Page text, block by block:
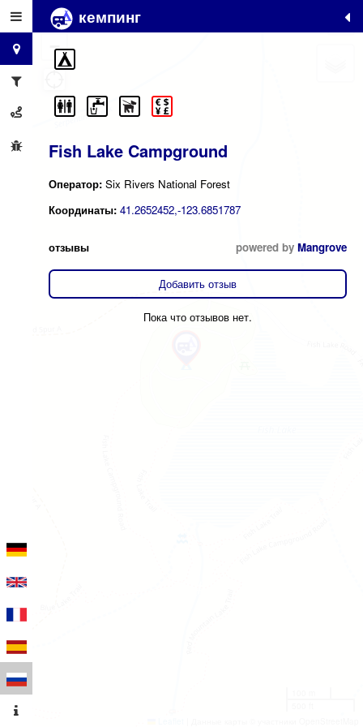
кемпинг
Fish Lake Campground
Оператор: Six Rivers National Forest
Координаты: 41.2652452,-123.6851787
отзывы powered by Mangrove
Добавить отзыв
Пока что отзывов нет.
+
−